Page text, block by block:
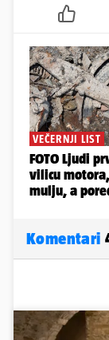
Komentari